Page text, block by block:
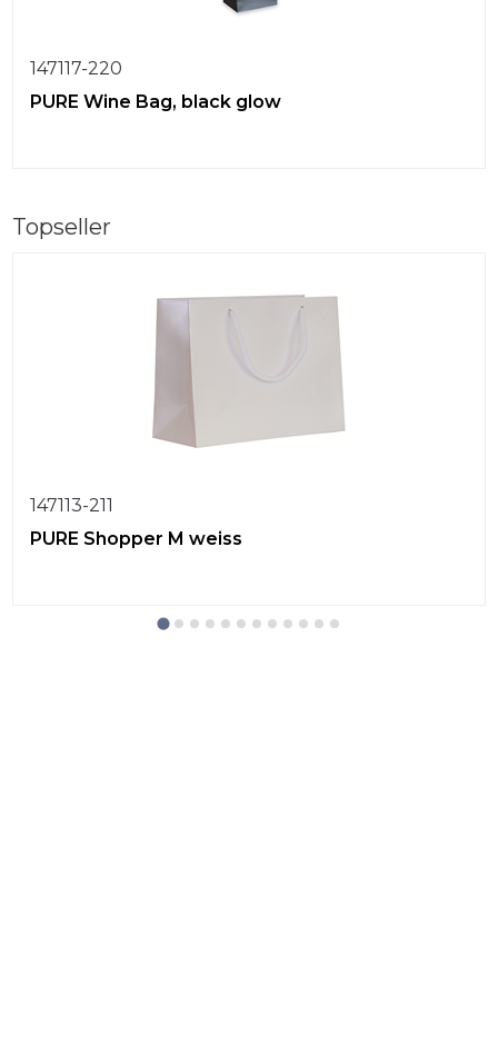
147117-220
PURE Wine Bag, black glow
Topseller
147113-211
PURE Shopper M weiss